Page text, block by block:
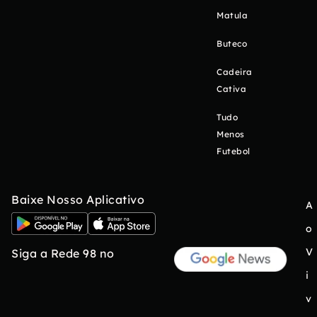
Matula
Buteco
Cadeira
Cativa
Tudo
Menos
Futebol
Baixe Nosso Aplicativo
Siga a Rede 98 no
A
o
V
i
v